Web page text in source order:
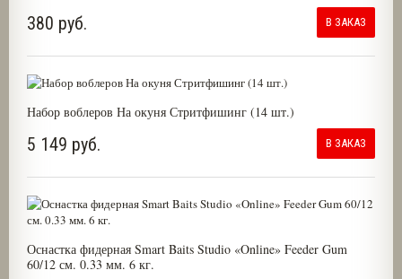
380 руб. В ЗАКАЗ
Набор воблеров На окуня Стритфишинг (14 шт.)
5 149 руб. В ЗАКАЗ
Оснастка фидерная Smart Baits Studio «Online» Feeder Gum
60/12 см. 0.33 мм. 6 кг.